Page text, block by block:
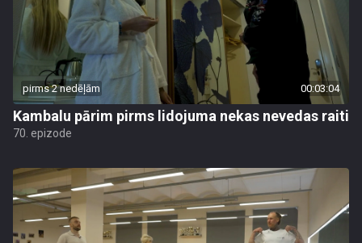
pirms 2 nedēļām 00:03:04
Kambalu pārim pirms lidojuma nekas nevedas raiti
70. epizode